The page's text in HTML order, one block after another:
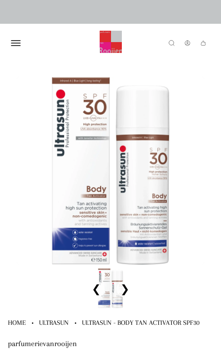
❮ ❯
HOME · ULTRASUN · ULTRASUN - BODY TAN ACTIVATOR SPF30
parfumerievanrooijen